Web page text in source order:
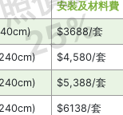
25%
安裝及材料費
$3688/套
$4,580/套
$5,388/套
$6138/套